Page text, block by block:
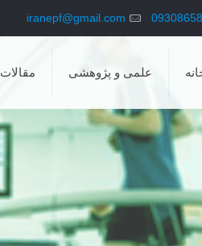
iranepf@gmail.com
علمی و پژوهشی مقالات ISI